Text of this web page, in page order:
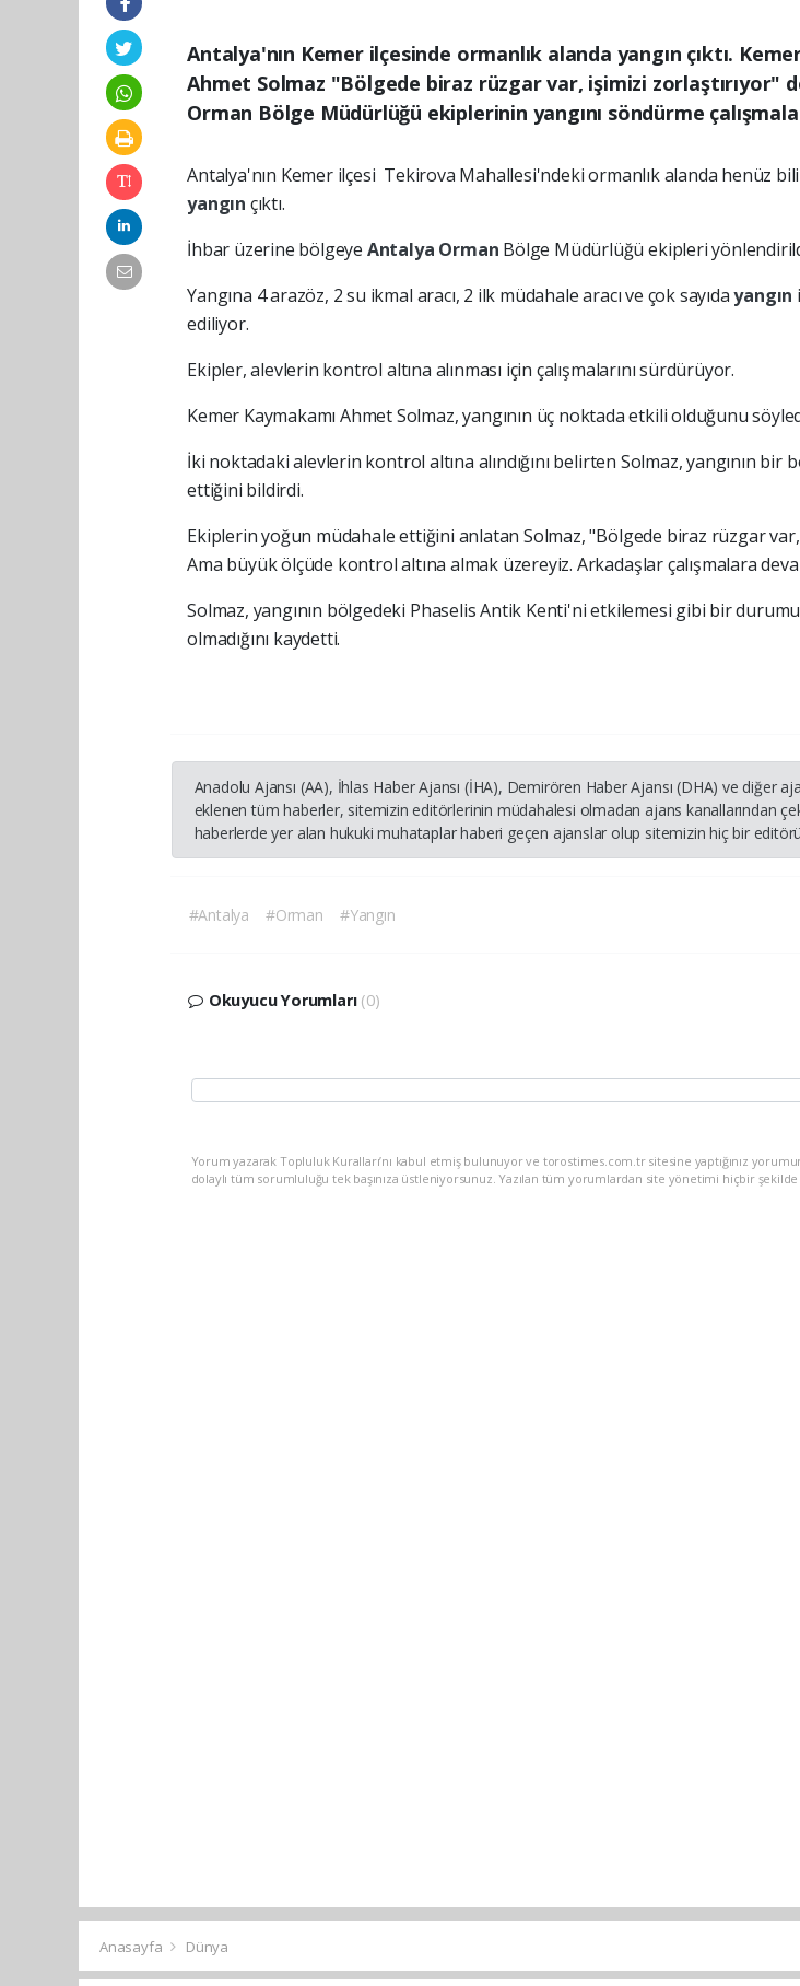
Antalya'nın Kemer ilçesinde ormanlık alanda yangın çıktı.
Ahmet Solmaz "Bölgede biraz rüzgar var, işimizi zorlaştırıyor"
Orman Bölge Müdürlüğü ekiplerinin yangını söndürme
Antalya'nın Kemer ilçesi Tekirova Mahallesi'ndeki ormanlık alanda henüz
yangın çıktı.
İhbar üzerine bölgeye Antalya Orman Bölge Müdürlüğü ekipleri
Yangına 4 arazöz, 2 su ikmal aracı, 2 ilk müdahale aracı ve çok sayıdayangın
ediliyor.
Ekipler, alevlerin kontrol altına alınması için çalışmalarını sürdürüyor.
Kemer Kaymakamı Ahmet Solmaz, yangının üç noktada etkili olduğunu
İki noktadaki alevlerin kontrol altına alındığını belirten Solmaz, yangının bir
ettiğini bildirdi.
Ekiplerin yoğun müdahale ettiğini anlatan Solmaz, "Bölgede biraz rüzgar var,
Ama büyük ölçüde kontrol altına almak üzereyiz. Arkadaşlar çalışmalara
Solmaz, yangının bölgedeki Phaselis Antik Kenti'ni etkilemesi gibi bir
olmadığını kaydetti.
Anadolu Ajansı (AA), İhlas Haber Ajansı (İHA), Demirören Haber Ajansı (DHA) ve diğer
eklenen tüm haberler, sitemizin editörlerinin müdahalesi olmadan ajans kanallarından
haberlerde yer alan hukuki muhataplar haberi geçen ajanslar olup sitemizin hiç bir
#Antalya #Orman #Yangın
Okuyucu Yorumları (0)
Yorum yazarak Topluluk Kuralları’nı kabul etmiş bulunuyor ve torostimes.com.tr sitesine yaptığınız
dolaylı tüm sorumluluğu tek başınıza üstleniyorsunuz. Yazılan tüm yorumlardan site yönetimi hiçbir
Anasayfa Dünya